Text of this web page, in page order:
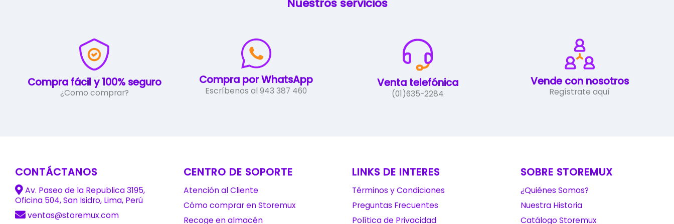
Nuestros servicios
Compra fácil y 100% seguro
¿Como comprar?
Compra por WhatsApp
Escríbenos al 943 387 460
Venta telefónica
(01)635-2284
Vende con nosotros
Regístrate aquí
CONTÁCTANOS
Av. Paseo de la Republica 3195,
Oficina 504, San Isidro, Lima, Perú
ventas@storemux.com
CENTRO DE SOPORTE
Atención al Cliente
Cómo comprar en Storemux
Recoge en almacén
LINKS DE INTERES
Términos y Condiciones
Preguntas Frecuentes
Política de Privacidad
SOBRE STOREMUX
¿Quiénes Somos?
Nuestra Historia
Catálogo Storemux